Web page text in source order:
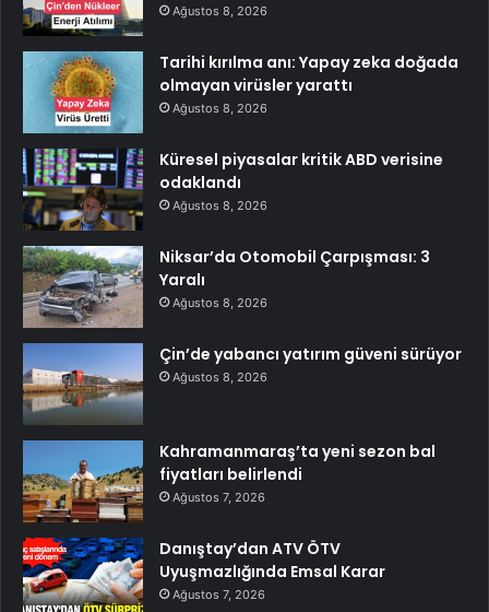
Ağustos 8, 2026
Tarihi kırılma anı: Yapay zeka doğada
olmayan virüsler yarattı
Ağustos 8, 2026
Küresel piyasalar kritik ABD verisine
odaklandı
Ağustos 8, 2026
Niksar’da Otomobil Çarpışması: 3
Yaralı
Ağustos 8, 2026
Çin’de yabancı yatırım güveni sürüyor
Ağustos 8, 2026
Kahramanmaraş’ta yeni sezon bal
fiyatları belirlendi
Ağustos 7, 2026
Danıştay’dan ATV ÖTV
Uyuşmazlığında Emsal Karar
Ağustos 7, 2026